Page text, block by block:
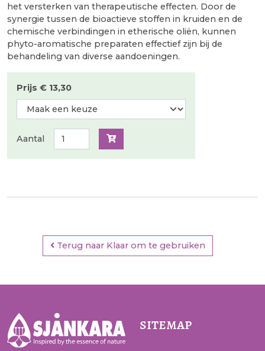
het versterken van therapeutische effecten. Door de
synergie tussen de bioactieve stoffen in kruiden en de
chemische verbindingen in etherische oliën, kunnen
phyto-aromatische preparaten effectief zijn bij de
behandeling van diverse aandoeningen.
Prijs € 13,30
Aantal
Terug naar Klaar om te gebruiken
sitemap